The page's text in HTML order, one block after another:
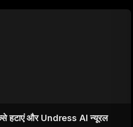
हटाएं और Undress AI न्यूरल